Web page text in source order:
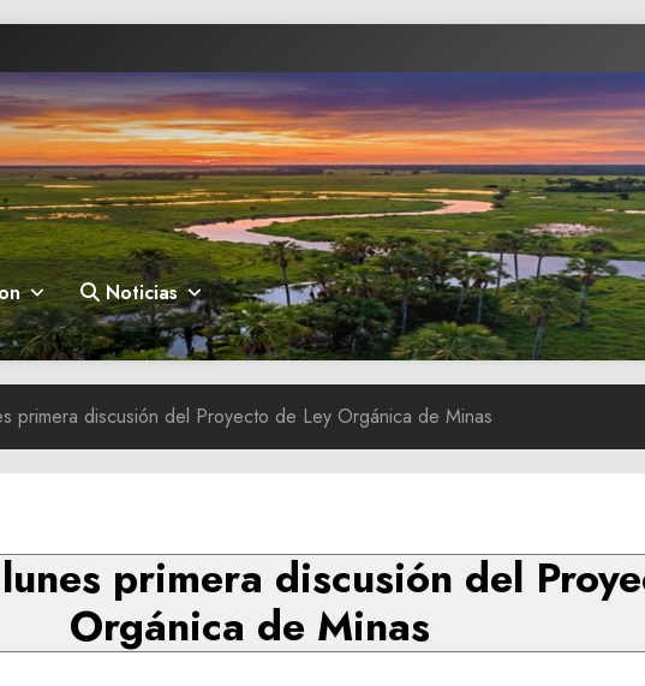
Noticias
primera discusión del Proyecto de Ley Orgánica de Minas
primera discusión del
Orgánica de Minas